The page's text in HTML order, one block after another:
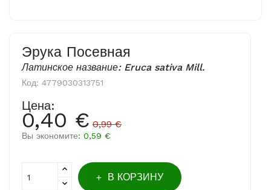
Эрука Посевная
Латинское название: Eruca sativa Mill.
Код: 4779030313751
Цена:
0,40 € 0,99 €
Вы экономите: 0,59 €
В КОРЗИНУ